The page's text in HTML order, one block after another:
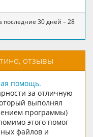
последние 30 дней – 28
отзывы
помощь.
за отличную
выполнял
программы)
этого помог
файлов и